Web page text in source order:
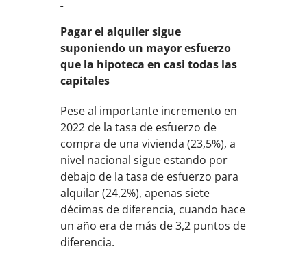
Pagar el alquiler sigue
suponiendo un mayor esfuerzo
que la hipoteca en casi todas las
capitales
Pese al importante incremento en
2022 de la tasa de esfuerzo de
compra de una vivienda (23,5%), a
nivel nacional sigue estando por
debajo de la tasa de esfuerzo para
alquilar (24,2%), apenas siete
décimas de diferencia, cuando hace
un año era de más de 3,2 puntos de
diferencia.